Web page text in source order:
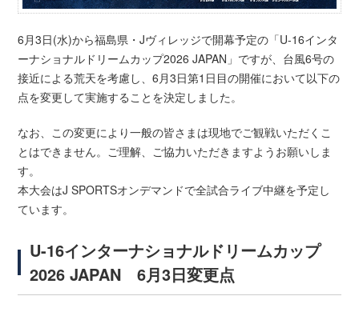
6月3日(水)から福島県・Jヴィレッジで開幕予定の「U-16インタ
ーナショナルドリームカップ2026 JAPAN」ですが、台風6号の
接近による荒天を考慮し、6月3日第1日目の開催において以下の
点を変更して実施することを決定しました。
なお、この変更により一般の皆さまは現地でご観戦いただくこ
とはできません。ご理解、ご協力いただきますようお願いしま
す。
本大会はJ SPORTSオンデマンドで全試合ライブ中継を予定し
ています。
U-16インターナショナルドリームカップ
2026 JAPAN 6月3日変更点